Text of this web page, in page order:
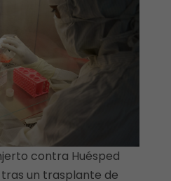
contra Huésped
un trasplante de